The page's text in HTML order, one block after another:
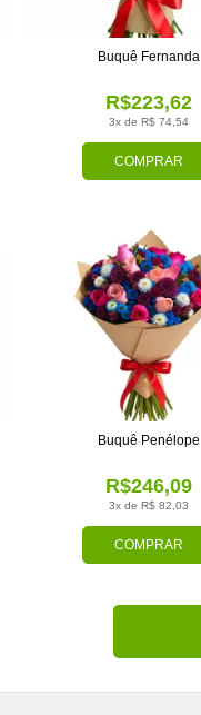
COMPRAR
3x de R$ 74,54
R$223,62
Buquê Fernanda
COMPRAR
3x de R$ 82,03
R$246,09
Buquê Penélope